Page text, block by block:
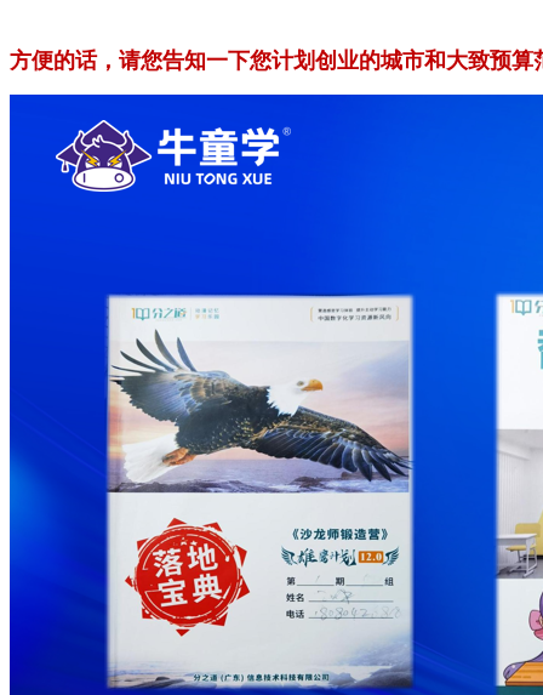
方便的话，请您告知一下您计划创业的城市和大致预